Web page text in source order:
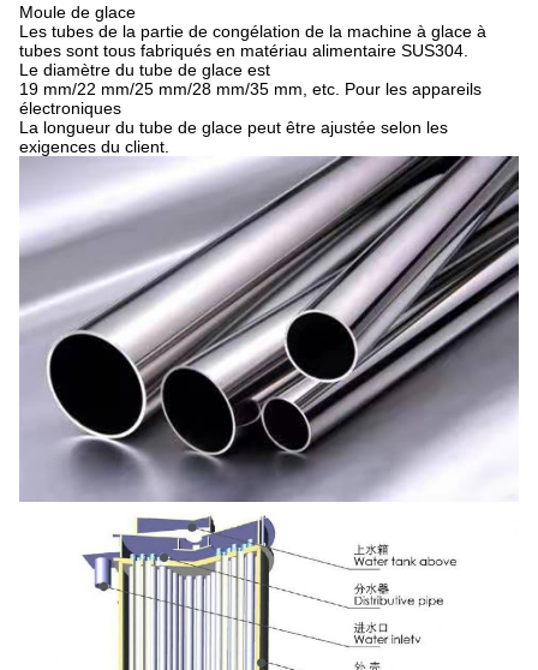
Moule de glace
Les tubes de la partie de congélation de la machine à glace à
tubes sont tous fabriqués en matériau alimentaire SUS304.
Le diamètre du tube de glace est
19 mm/22 mm/25 mm/28 mm/35 mm, etc. Pour les appareils
électroniques
La longueur du tube de glace peut être ajustée selon les
exigences du client.